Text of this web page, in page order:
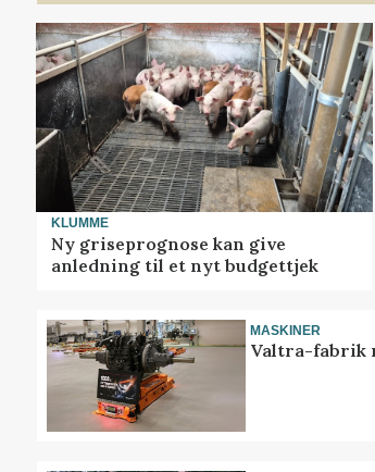
KLUMME
Ny griseprognose kan give
anledning til et nyt budgettjek
MASKINER
Valtra-fabrik